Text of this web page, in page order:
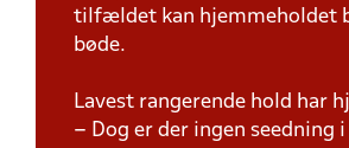
tilfældet kan hjemmeholdet
bøde.
Lavest rangerende hold har
– Dog er der ingen seedning i